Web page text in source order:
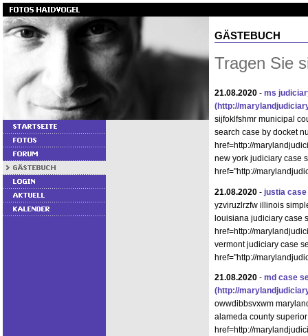
GÄSTEBUCH
Tragen Sie
21.08.2020 - ms
(http://
sijfoklfshmr municipal
search case by docket
href=http://
new york judiciary case
href="http://
21.08.2020 - justia
yzviruzlrzfw illinois
louisiana judiciary case
href=http://
vermont judiciary case
href="http://
21.08.2020 - md case
(http://
owwdibbsvxwm
alameda county
href=http://